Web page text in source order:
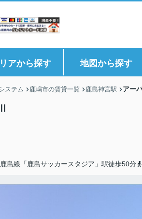
アから探す 地図から探す
ステム 鹿嶋市の賃貸一覧 鹿島神宮駅 アー
鹿島線「鹿島サッカースタジア」駅徒歩50分